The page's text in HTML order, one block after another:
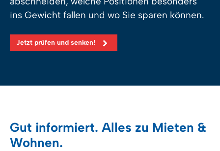
ins Gewicht fallen und wo Sie sparen können.
Jetzt prüfen und senken!
Gut informiert. Alles zu Mieten &
Wohnen.